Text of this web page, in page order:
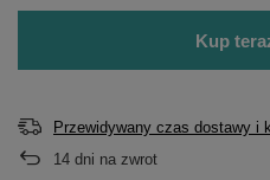
Kup
Przewidywany czas dostawy i
14 dni na zwrot